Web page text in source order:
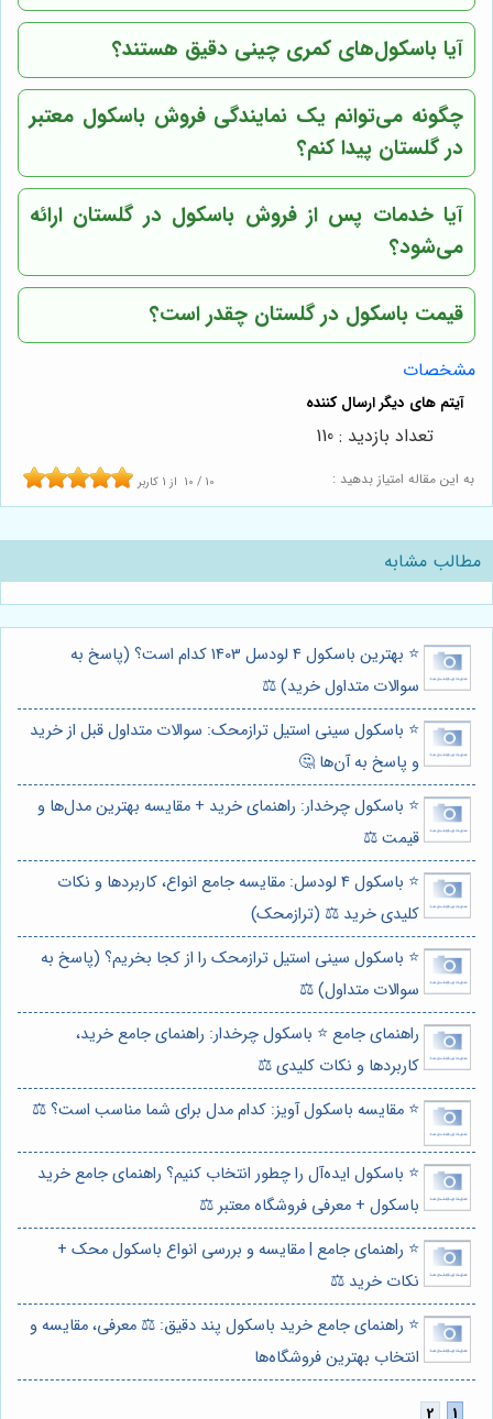
آیا باسکول‌های کمری چینی دقیق هستند؟
چگونه می‌توانم یک نمایندگی فروش باسکول معتبر
در گلستان پیدا کنم؟
آیا خدمات پس از فروش باسکول در گلستان ارائه
می‌شود؟
قیمت باسکول در گلستان چقدر است؟
مشخصات
به این مقاله امتیاز بدهید : 10 / 10 از 1 کاربر
تعداد بازدید : 110
مطالب مشابه
⭐️ بهترین باسکول 4 لودسل 1403 کدام است؟ (پاسخ به
سوالات متداول خرید) ⚖️
⭐️ باسکول سینی استیل ترازمحک: سوالات متداول قبل از خرید
و پاسخ به آن‌ها 🤔
⭐️ باسکول چرخدار: راهنمای خرید + مقایسه بهترین مدل‌ها و
قیمت ⚖️
⭐️ باسکول 4 لودسل: مقایسه جامع انواع، کاربردها و نکات
کلیدی خرید ⚖️ (ترازمحک)
⭐️ باسکول سینی استیل ترازمحک را از کجا بخریم؟ (پاسخ به
سوالات متداول) ⚖️
راهنمای جامع ⭐️ باسکول چرخدار: راهنمای جامع خرید،
کاربردها و نکات کلیدی ⚖️
⭐️ مقایسه باسکول آویز: کدام مدل برای شما مناسب است؟ ⚖️
⭐️ باسکول ایده‌آل را چطور انتخاب کنیم؟ راهنمای جامع خرید
باسکول + معرفی فروشگاه معتبر ⚖️
⭐️ راهنمای جامع | مقایسه و بررسی انواع باسکول محک +
نکات خرید ⚖️
⭐️ راهنمای جامع خرید باسکول پند دقیق: ⚖️ معرفی، مقایسه و
انتخاب بهترین فروشگاه‌ها